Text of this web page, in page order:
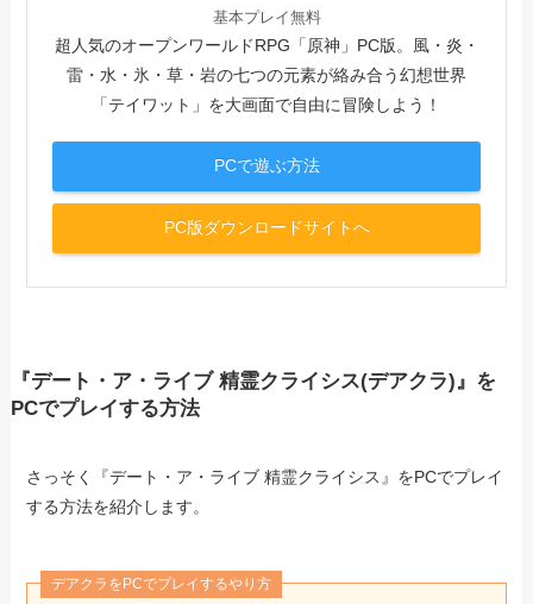
基本プレイ無料
超人気のオープンワールドRPG「原神」PC版。風・炎・
雷・水・氷・草・岩の七つの元素が絡み合う幻想世界
「テイワット」を大画面で自由に冒険しよう！
PCで遊ぶ方法
PC版ダウンロードサイトへ
『デート・ア・ライブ 精霊クライシス(デアクラ)』を
PCでプレイする方法
さっそく『デート・ア・ライブ 精霊クライシス』をPCでプレイ
する方法を紹介します。
デアクラをPCでプレイするやり方